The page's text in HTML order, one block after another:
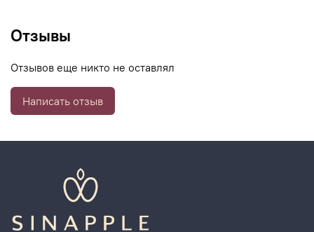
Отзывы
Отзывов еще никто не оставлял
Написать отзыв